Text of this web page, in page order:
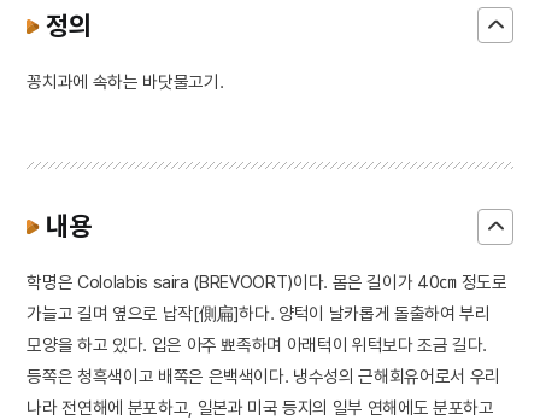
정의
꽁치과에 속하는 바닷물고기.
내용
학명은 Cololabis saira (BREVOORT)이다. 몸은 길이가 40㎝ 정도로
가늘고 길며 옆으로 납작[側扁]하다. 양턱이 날카롭게 돌출하여 부리
모양을 하고 있다. 입은 아주 뾰족하며 아래턱이 위턱보다 조금 길다.
등쪽은 청흑색이고 배쪽은 은백색이다. 냉수성의 근해회유어로서 우리
나라 전연해에 분포하고, 일본과 미국 등지의 일부 연해에도 분포하고